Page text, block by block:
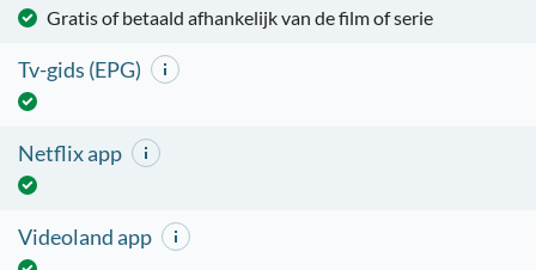
Gratis of betaald afhankelijk van de film of serie
Tv-gids (EPG)
Netflix app
Videoland app